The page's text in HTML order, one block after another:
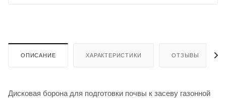
ОПИСАНИЕ ХАРАКТЕРИСТИКИ ОТЗЫВЫ
Дисковая борона для подготовки почвы к засеву газонной